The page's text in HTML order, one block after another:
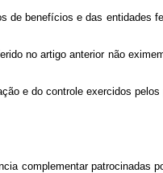
de benefícios e das entidades
no artigo anterior não
do controle exercidos pelos
complementar patrocinadas